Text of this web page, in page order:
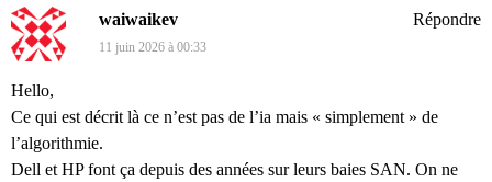
waiwaikev
11 juin 2026 à 00:33
Hello,
Ce qui est décrit là ce n’est pas de l’ia mais « simplement » de
l’algorithmie.
Dell et HP font ça depuis des années sur leurs baies SAN. On ne
Répondre